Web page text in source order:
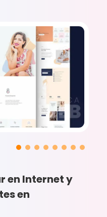
en Internet y
en